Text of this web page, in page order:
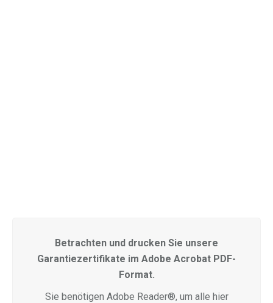
Betrachten und drucken Sie unsere
Garantiezertifikate im Adobe Acrobat PDF-
Format.
Sie benötigen Adobe Reader®, um alle hier